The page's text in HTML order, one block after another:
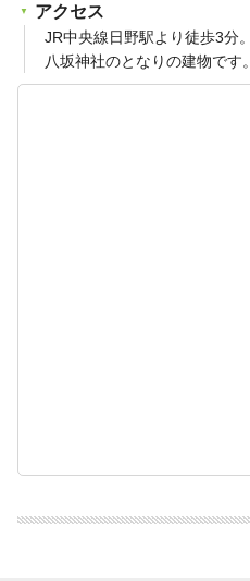
アクセス
JR中央線日野駅より徒歩3分。
八坂神社のとなりの建物です。